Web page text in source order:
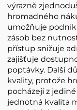
výrazně
hromadného
umožňuje
zásob bez
přístup snižuje
zajišťuje
poptávky. Další
kvality, protože
pocházejí z
jednotná kvalita